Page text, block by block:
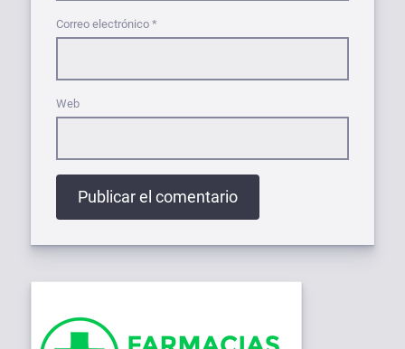
Correo electrónico *
Web